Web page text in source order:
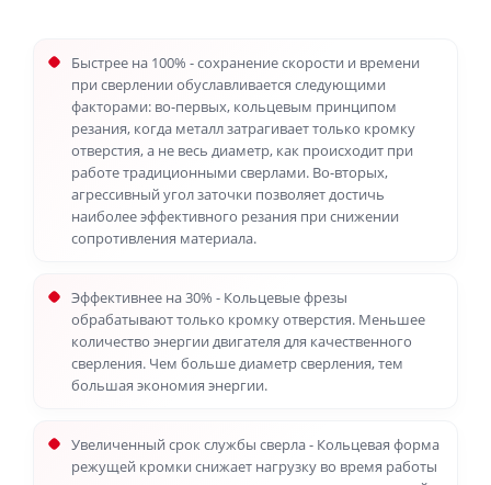
Быстрее на 100% - сохранение скорости и времени
при сверлении обуславливается следующими
факторами: во-первых, кольцевым принципом
резания, когда металл затрагивает только кромку
отверстия, а не весь диаметр, как происходит при
работе традиционными сверлами. Во-вторых,
агрессивный угол заточки позволяет достичь
наиболее эффективного резания при снижении
сопротивления материала.
Эффективнее на 30% - Кольцевые фрезы
обрабатывают только кромку отверстия. Меньшее
количество энергии двигателя для качественного
сверления. Чем больше диаметр сверления, тем
большая экономия энергии.
Увеличенный срок службы сверла - Кольцевая форма
режущей кромки снижает нагрузку во время работы